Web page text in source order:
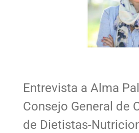
Entrevista a Alma
Consejo General de
de Dietistas-